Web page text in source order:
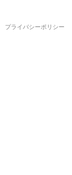
プライバシーポリシー